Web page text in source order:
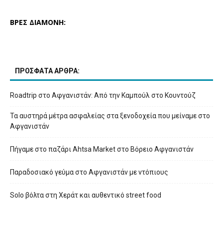
ΒΡΕΣ ΔΙΑΜΟΝΗ:
ΠΡΟΣΦΑΤΑ ΑΡΘΡΑ:
Roadtrip στο Αφγανιστάν: Από την Καμπούλ στο Κουντούζ
Τα αυστηρά μέτρα ασφαλείας στα ξενοδοχεία που μείναμε στο
Αφγανιστάν
Πήγαμε στο παζάρι Ahtsa Market στο Βόρειο Αφγανιστάν
Παραδοσιακό γεύμα στο Αφγανιστάν με ντόπιους
Solo βόλτα στη Χεράτ και αυθεντικό street food